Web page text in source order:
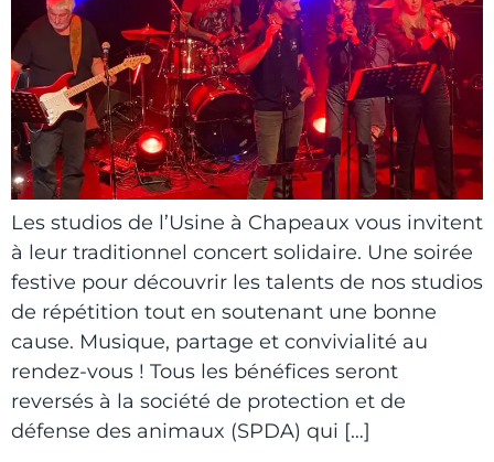
Les studios de l’Usine à Chapeaux vous invitent
à leur traditionnel concert solidaire. Une soirée
festive pour découvrir les talents de nos studios
de répétition tout en soutenant une bonne
cause. Musique, partage et convivialité au
rendez-vous ! Tous les bénéfices seront
reversés à la société de protection et de
défense des animaux (SPDA) qui […]